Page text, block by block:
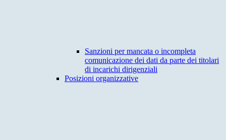
Sanzioni per mancata o incompleta
comunicazione dei dati da parte dei titolari
di incarichi dirigenziali
Posizioni organizzative